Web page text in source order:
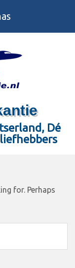
Dé
for. Perhaps